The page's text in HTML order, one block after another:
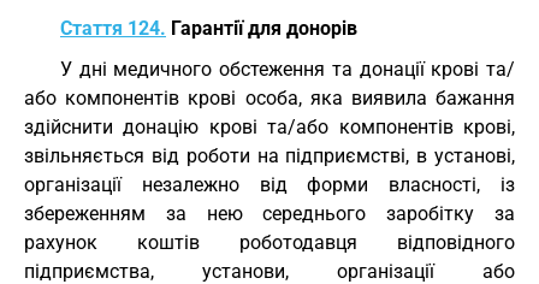
Стаття 124. Гарантії для донорів
У дні медичного обстеження та донації крові та/
або компонентів крові особа, яка виявила бажання
здійснити донацію крові та/або компонентів крові,
звільняється від роботи на підприємстві, в установі,
організації незалежно від форми власності, із
збереженням за нею середнього заробітку за
рахунок коштів роботодавця відповідного
підприємства, установи, організації або